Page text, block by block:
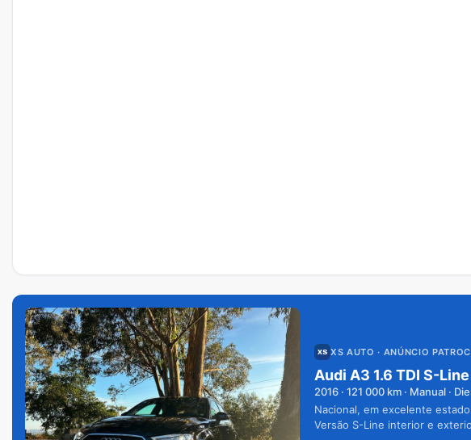
XS AUTO · ANÚNCIO
Audi A3 1.6 TDI S-Line
2016 · 121 000 km · Manual ·
Nacional, em excelente
Versão S-Line interior e